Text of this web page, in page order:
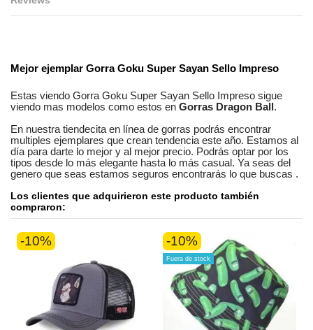
Mejor ejemplar Gorra Goku Super Sayan Sello Impreso
Estas viendo Gorra Goku Super Sayan Sello Impreso sigue
viendo mas modelos como estos en Gorras Dragon Ball.
En nuestra tiendecita en línea de gorras podrás encontrar
multiples ejemplares que crean tendencia este año. Estamos al
día para darte lo mejor y al mejor precio. Podrás optar por los
tipos desde lo más elegante hasta lo más casual. Ya seas del
genero que seas estamos seguros encontrarás lo que buscas .
Los clientes que adquirieron este producto también
compraron:
-10% -10%
Fuera de stock